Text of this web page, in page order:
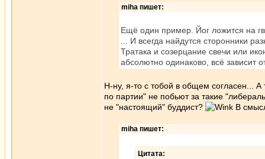
miha пишет:
Ещё один пример. Йог ложится на
... И всегда найдутся сторонники
Тратака и созерцание свечи или
абсолютно одинаково, всё зависит
Н-ну, я-то с тобой в общем согласен... А
по партии" не побьют за такие
не "настоящий" буддист?
В
miha пишет:
Цитата: